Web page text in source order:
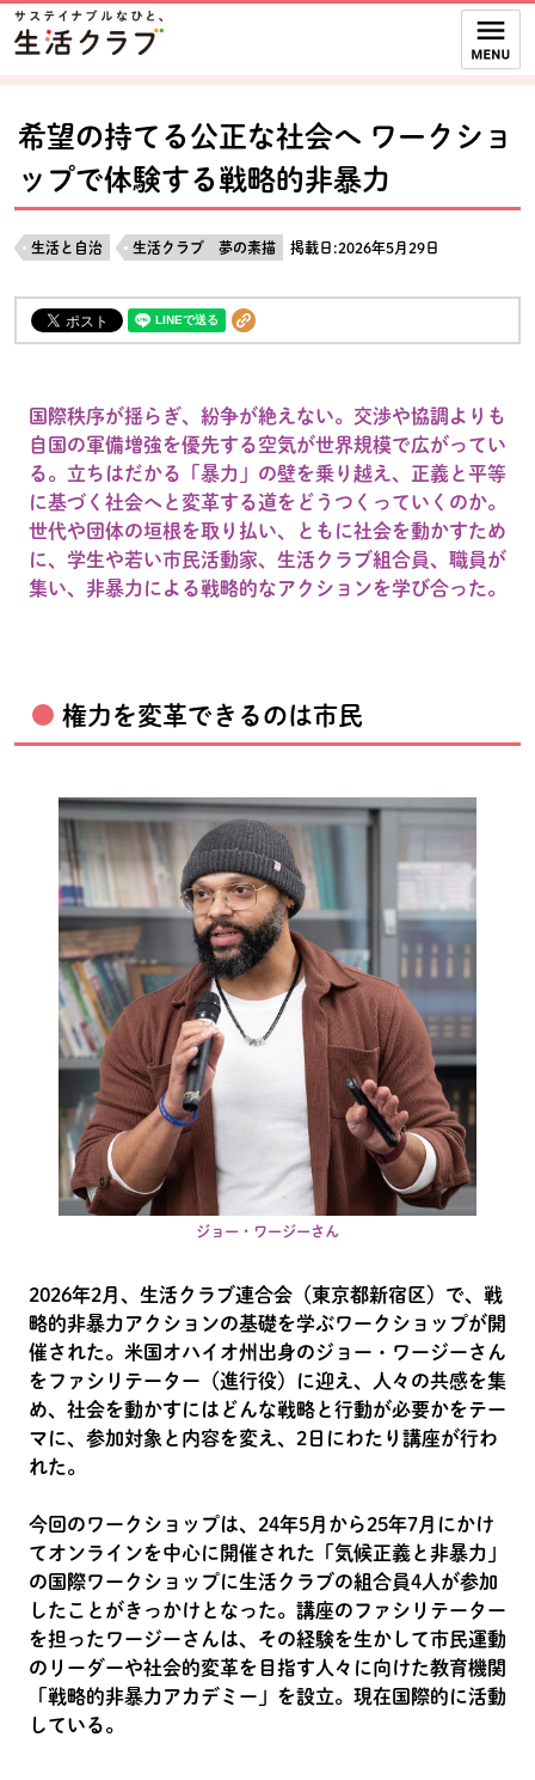
ページの先頭です。
本文へジャンプする。
ここからサイト内共通メニューです。
サイト内共通メニューをスキップする
サイト内共通メニューここまで。
希望の持てる公正な社会へ ワークショ
ップで体験する戦略的非暴力
生活と自治 生活クラブ 夢の素描 掲載日:2026年5月29日
国際秩序が揺らぎ、紛争が絶えない。交渉や協調よりも
自国の軍備増強を優先する空気が世界規模で広がってい
る。立ちはだかる「暴力」の壁を乗り越え、正義と平等
に基づく社会へと変革する道をどうつくっていくのか。
世代や団体の垣根を取り払い、ともに社会を動かすため
に、学生や若い市民活動家、生活クラブ組合員、職員が
集い、非暴力による戦略的なアクションを学び合った。
権力を変革できるのは市民
ジョー・ワージーさん
2026年2月、生活クラブ連合会（東京都新宿区）で、戦
略的非暴力アクションの基礎を学ぶワークショップが開
催された。米国オハイオ州出身のジョー・ワージーさん
をファシリテーター（進行役）に迎え、人々の共感を集
め、社会を動かすにはどんな戦略と行動が必要かをテー
マに、参加対象と内容を変え、2日にわたり講座が行わ
れた。
今回のワークショップは、24年5月から25年7月にかけ
てオンラインを中心に開催された「気候正義と非暴力」
の国際ワークショップに生活クラブの組合員4人が参加
したことがきっかけとなった。講座のファシリテーター
を担ったワージーさんは、その経験を生かして市民運動
のリーダーや社会的変革を目指す人々に向けた教育機関
「戦略的非暴力アカデミー」を設立。現在国際的に活動
している。